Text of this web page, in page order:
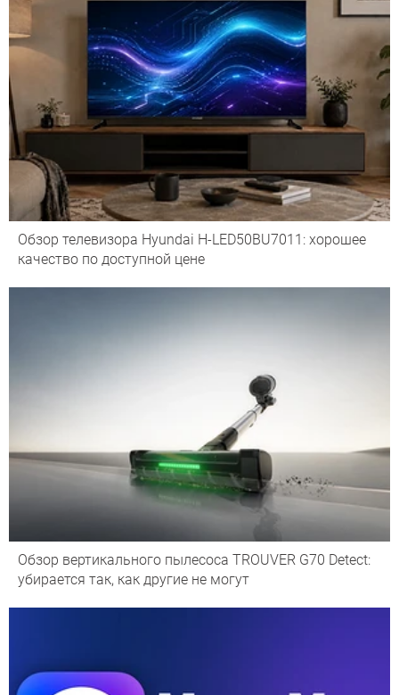
Обзор телевизора Hyundai H-LED50BU7011: хорошее
качество по доступной цене
Обзор вертикального пылесоса TROUVER G70 Detect:
убирается так, как другие не могут